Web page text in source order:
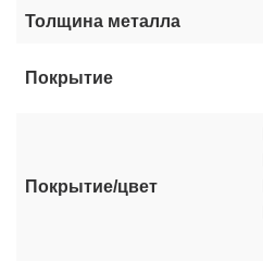
Толщина металла
Покрытие
Покрытие/цвет